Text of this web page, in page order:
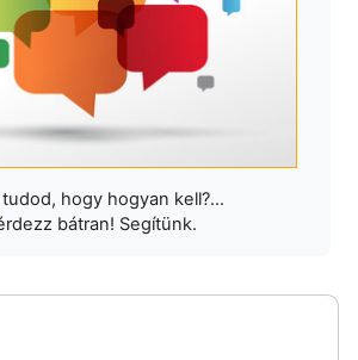
hogy hogyan kell?...
bátran! Segítünk.